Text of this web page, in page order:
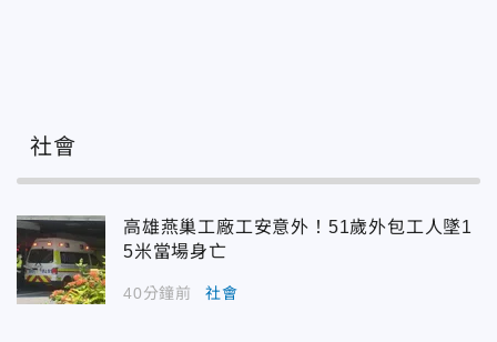
社會
高雄燕巢工廠工安意外！51歲外包工人墜1
5米當場身亡
40分鐘前 社會